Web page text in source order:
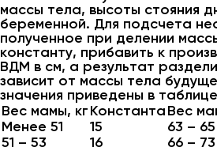
массы тела, высоты стояния
беременной. Для подсчета
полученное при делении
константу, прибавить к
ВДМ в см, а результат
зависит от массы тела
значения приведены в
Вес мамы, кгКонстантаВес
Менее 51
15 63 – 65
51 – 53
16 66 – 73